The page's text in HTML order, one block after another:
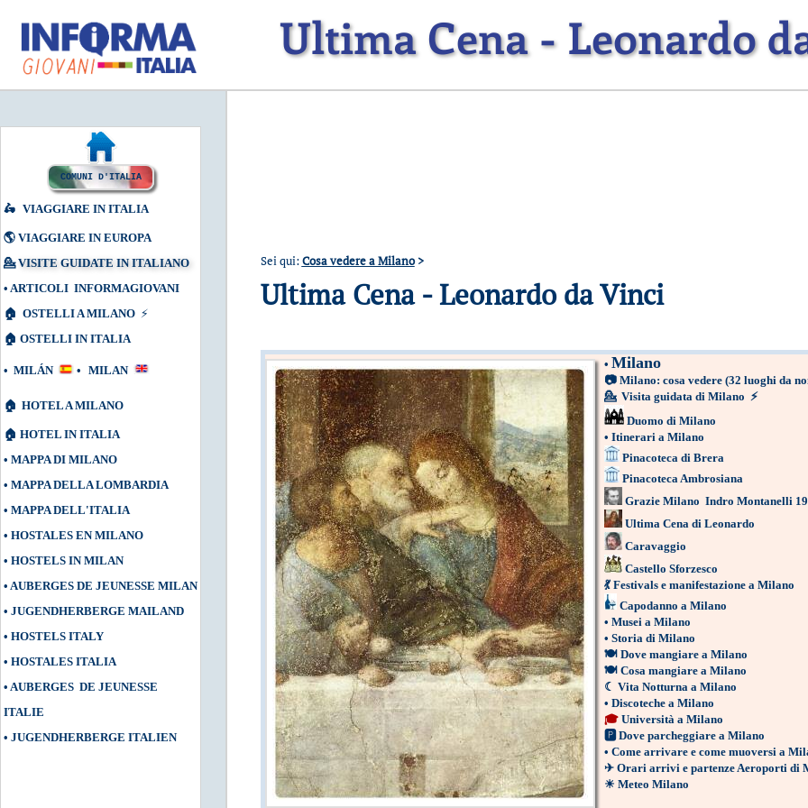
Ultima Cena - Leonardo
COMUNI D'ITALIA
🛵 VIAGGIARE IN ITALIA
🌎 VIAGGIARE IN EUROPA
💁 VISITE GUIDATE IN ITALIANO
• ARTICOLI INFORMAGIOVANI
🏠 OSTELLI A MILANO ⚡
🏠 OSTELLI IN ITALIA
• MILÁN • MILAN
🏠 HOTEL A MILANO
🏠 HOTEL IN ITALIA
• MAPPA DI MILANO
• MAPPA DELLA LOMBARDIA
• MAPPA DELL'ITALIA
• HOSTALES EN MILANO
• HOSTELS IN MILAN
• AUBERGES DE JEUNESSE MILAN
• JUGENDHERBERGE MAILAND
• HOSTELS ITALY
• HOSTALES ITALIA
• AUBERGES DE JEUNESSE
ITALIE
• JUGENDHERBERGE ITALIEN
Sei qui:Cosa vedere a Milano>
Ultima Cena - Leonardo da Vinci
• Milano
📷 Milano: cosa vedere (32 luoghi da
💁 Visita guidata di Milano ⚡
Duomo di Milano
• Itinerari a Milano
Pinacoteca di Brera
Pinacoteca Ambrosiana
Grazie Milano Indro Montanelli
Ultima Cena di Leonardo
Caravaggio
Castello Sforzesco
💃 Festivals e manifestazione a Milano
Capodanno a Milano
• Musei a Milano
• Storia di Milano
🍽 Dove mangiare a Milano
🍽 Cosa mangiare a Milano
☾ Vita Notturna a Milano
• Discoteche a Milano
🎓 Università a Milano
🅿 Dove parcheggiare a Milano
• Come arrivare e come muoversi a
✈ Orari arrivi e partenze Aeroporti di
☀ Meteo Milano